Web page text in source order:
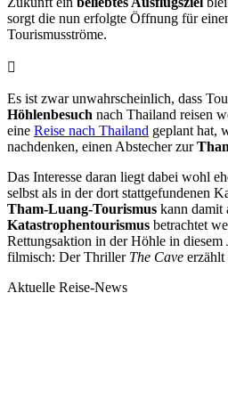
sorgt die nun erfolgte Öffnung für
Tourismusströme.
Es ist zwar unwahrscheinlich, dass
Höhlenbesuch nach Thailand reisen
eine Reise nach Thailand geplant hat,
nachdenken, einen Abstecher zur
Das Interesse daran liegt dabei wohl
selbst als in der dort stattgefundenen
Tham-Luang-Tourismus kann damit
Katastrophentourismus betrachtet
Rettungsaktion in der Höhle in diesem
filmisch: Der Thriller The Cave erzählt
Aktuelle Reise-News